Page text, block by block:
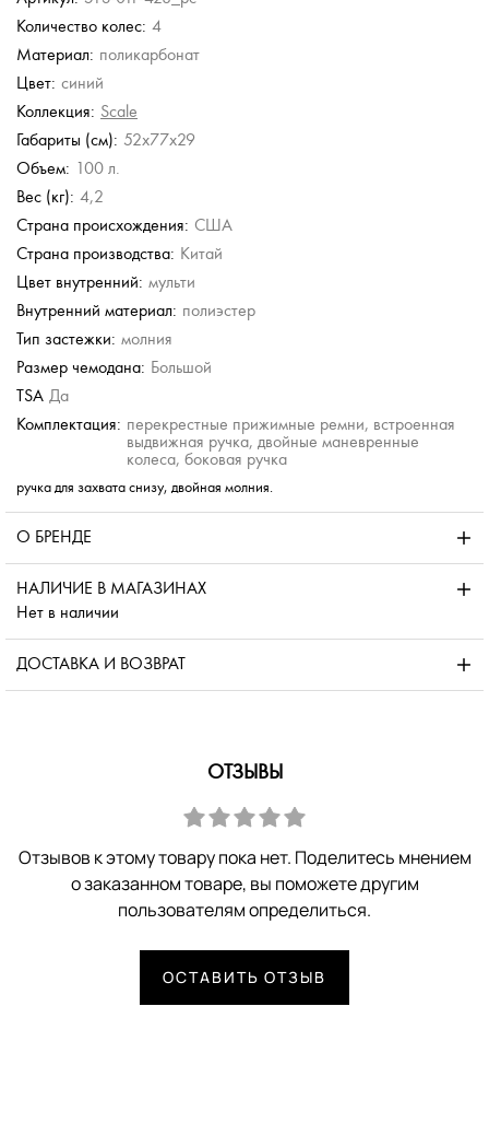
Чемодан очень
большой XL из
материала Curv с
кодовым замком
103 500 руб.
Чемодан очень
большой XL из
материала Curv с
кодовым замком
103 500 руб.
Количество колес: 4
Материал: поликарбонат
Цвет: синий
Коллекция: Scale
Габариты (см): 52x77x29
Объем: 100 л.
Вес (кг): 4,2
Страна происхождения: США
Страна производства: Китай
Цвет внутренний: мульти
Внутренний материал: полиэстер
Тип застежки: молния
Размер чемодана: Большой
TSA Да
Комплектация: перекрестные прижимные ремни, встроенная
выдвижная ручка, двойные маневренные
колеса, боковая ручка
ручка для захвата снизу, двойная молния.
О БРЕНДЕ
НАЛИЧИЕ В МАГАЗИНАХ
Нет в наличии
ДОСТАВКА И ВОЗВРАТ
ОТЗЫВЫ
Отзывов к этому товару пока нет. Поделитесь мнением
о заказанном товаре, вы поможете другим
пользователям определиться.
ОСТАВИТЬ ОТЗЫВ